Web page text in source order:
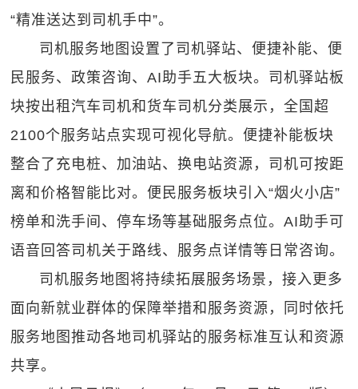
“精准送达到司机手中”。
司机服务地图设置了司机驿站、便捷补能、便
民服务、政策咨询、AI助手五大板块。司机驿站板
块按出租汽车司机和货车司机分类展示，全国超
2100个服务站点实现可视化导航。便捷补能板块
整合了充电桩、加油站、换电站资源，司机可按距
离和价格智能比对。便民服务板块引入“烟火小店”
榜单和洗手间、停车场等基础服务点位。AI助手可
语音回答司机关于路线、服务点详情等日常咨询。
司机服务地图将持续拓展服务场景，接入更多
面向新就业群体的保障举措和服务资源，同时依托
服务地图推动各地司机驿站的服务标准互认和资源
共享。